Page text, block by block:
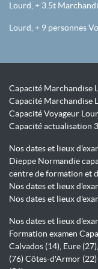
Lourd, + 3.5t
Lourd, + 9 personnes
Capacité Marchandise
Capacité Marchandise
Capacité Voyageur
Capacité actualisation
Nos dates et lieux
Dieppe Normandie
centre de formation et
Nos dates et lieux
Nos dates et lieux
Nos dates et lieux
Formation examen
Calvados (14), Eure
(76) Côtes-d'Armor